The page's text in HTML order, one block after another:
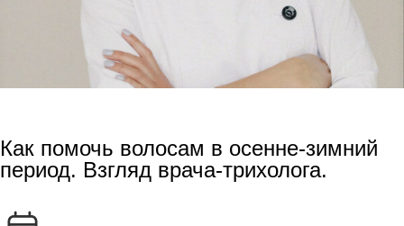
Как помочь волосам в осенне-зимний
период. Взгляд врача-трихолога.